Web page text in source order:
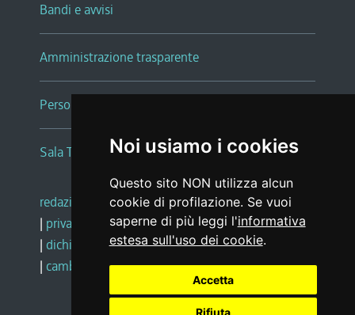
Noi usiamo i cookies
Questo sito NON utilizza alcun
cookie di profilazione. Se vuoi
saperne di più leggi l'informativa
estesa sull'uso dei cookie.
Accetta
Rifiuta
Bandi e avvisi
Amministrazione trasparente
Persone e Uffici
Sala Tiziano Tessitori
redazione web |note legali |glossario
| privacy
social media policy
| dichiarazione di accessibilità |feedback
| cambio preferenze cookie